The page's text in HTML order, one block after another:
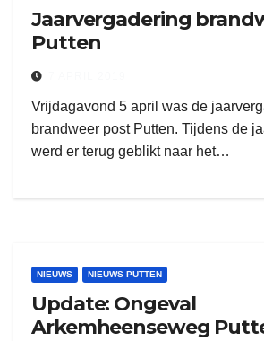
Jaarvergadering
Putten
Vrijdagavond 5 april was de
brandweer post Putten. Tijdens de
werd er terug geblikt naar het…
NIEUWS NIEUWS PUTTEN
Update: Ongeval
Arkemheenseweg